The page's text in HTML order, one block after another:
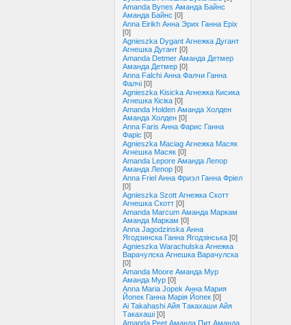
Amanda Bynes Аманда Байнс
Аманда Байнс [0]
Anna Eirikh Анна Эрих Ганна Еріх
[0]
Agnieszka Dygant Агнежка Дугант
Агнешка Дугант [0]
Amanda Detmer Аманда Детмер
Аманда Детмер [0]
Anna Falchi Анна Фалчи Ганна
Фалчі [0]
Agnieszka Kisicka Агнежка Кисика
Агнешка Кісіка [0]
Amanda Holden Аманда Холден
Аманда Холден [0]
Anna Faris Анна Фарис Ганна
Фаріс [0]
Agnieszka Maciag Агнежка Масяк
Агнешка Масяк [0]
Amanda Lepore Аманда Лепор
Аманда Лепор [0]
Anna Friel Анна Фриэл Ганна Фріел
[0]
Agnieszka Szott Агнежка Скотт
Агнешка Скотт [0]
Amanda Marcum Аманда Маркам
Аманда Маркам [0]
Anna Jagodzinska Анна
Ягодзинска Ганна Ягодзінська [0]
Agnieszka Warachulska Агнежка
Варачулска Агнешка Варачулска
[0]
Amanda Moore Аманда Мур
Аманда Мур [0]
Anna Maria Jopek Анна Мария
Йопек Ганна Марія Йопек [0]
Ai Takahashi Айя Такахаши Айя
Такахаші [0]
Amanda Peet Аманда Пит Аманда